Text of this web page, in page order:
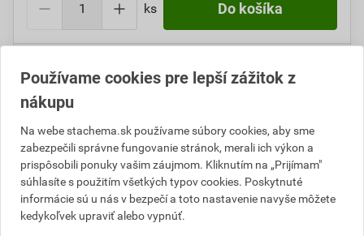
ks Do košíka
(98,34EURbez DPH).
Číslo položky:
VýrobcaStachema
Popis
Používame cookies pre lepší zážitok z
nákupu
Na webe stachema.sk používame súbory cookies, aby sme
zabezpečili správne fungovanie stránok, merali ich výkon a
prispôsobili ponuky vašim záujmom. Kliknutím na „Prijímam"
súhlasíte s použitím všetkých typov cookies. Poskytnuté
informácie sú u nás v bezpečí a toto nastavenie navyše môžete
kedykoľvek upraviť alebo vypnúť.